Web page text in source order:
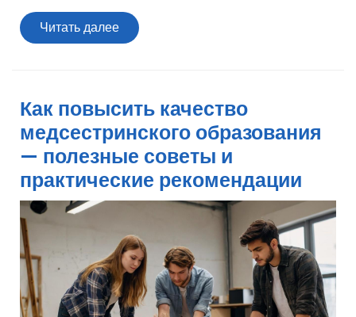
Читать далееЧитать
далее
Как повысить качество
медсестринского образования
— полезные советы и
практические рекомендации